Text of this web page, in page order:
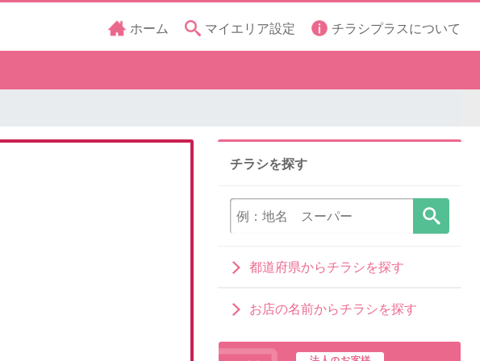
ホーム マイエリア設定 チラシプラスについて
チラシを探す
都道府県からチラシを探す
お店の名前からチラシを探す